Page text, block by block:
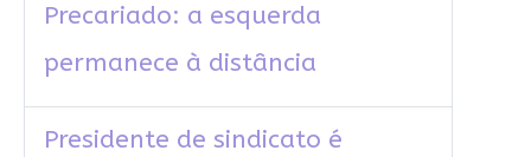
Precariado: a esquerda
permanece à distância
Presidente de sindicato é